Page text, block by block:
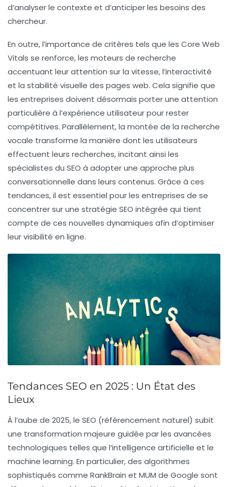
d’analyser le contexte et d’anticiper les besoins des
chercheur.
En outre, l’importance de critères tels que les Core Web
Vitals se renforce, les moteurs de recherche
accentuant leur attention sur la vitesse, l’interactivité
et la stabilité visuelle des pages web. Cela signifie que
les entreprises doivent désormais porter une attention
particulière à l’expérience utilisateur pour rester
compétitives. Parallèlement, la montée de la recherche
vocale transforme la manière dont les utilisateurs
effectuent leurs recherches, incitant ainsi les
spécialistes du SEO à adopter une approche plus
conversationnelle dans leurs contenus. Grâce à ces
tendances, il est essentiel pour les entreprises de se
concentrer sur une stratégie SEO intégrée qui tient
compte de ces nouvelles dynamiques afin d’optimiser
leur visibilité en ligne.
Tendances SEO en 2025 : Un État des
Lieux
À l’aube de 2025, le SEO (référencement naturel) subit
une transformation majeure guidée par les avancées
technologiques telles que l’intelligence artificielle et le
machine learning. En particulier, des algorithmes
sophistiqués comme RankBrain et MUM de Google sont